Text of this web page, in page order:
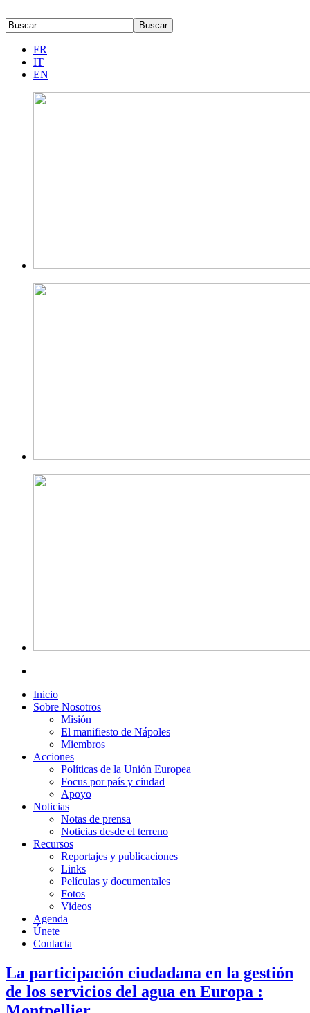
FR
IT
EN
Inicio
Sobre Nosotros
Misión
El manifiesto de Nápoles
Miembros
Acciones
Políticas de la Unión Europea
Focus por país y ciudad
Apoyo
Noticias
Notas de prensa
Noticias desde el terreno
Recursos
Reportajes y publicaciones
Links
Películas y documentales
Fotos
Videos
Agenda
Únete
Contacta
La participación ciudadana en la gestión
de los servicios del agua en Europa :